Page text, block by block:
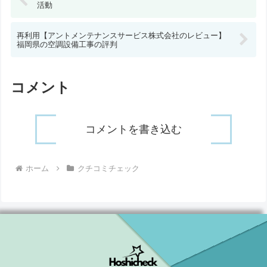
活動
再利用【アントメンテナンスサービス株式会社のレビュー】
福岡県の空調設備工事の評判
コメント
コメントを書き込む
ホーム クチコミチェック